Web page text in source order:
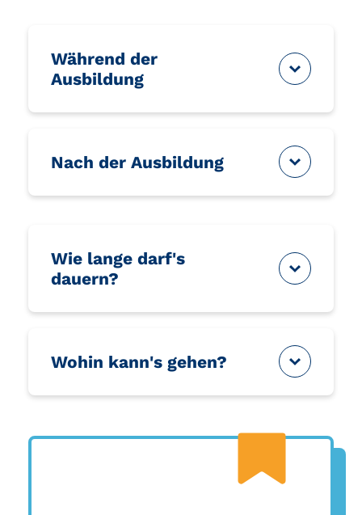
Während der
Ausbildung
Nach der Ausbildung
Wie lange darf's
dauern?
Wohin kann's gehen?